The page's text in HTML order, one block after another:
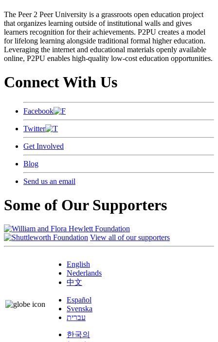
The Peer 2 Peer University is a grassroots open education project
that organizes learning outside of institutional walls and gives
learners recognition for their achievements. P2PU creates a model
for lifelong learning alongside traditional formal higher education.
Leveraging the internet and educational materials openly available
online, P2PU enables high-quality low-cost education opportunities.
Connect With Us
Facebook
Twitter
Get Involved
Blog
Send us an email
Some of Our Supporters
View all of our supporters
English
Nederlands
中文
Español
Svenska
עברית
한국의